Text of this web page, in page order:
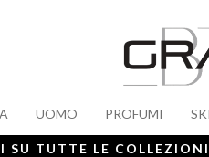
UOMO PROFUMI
SU TUTTE LE